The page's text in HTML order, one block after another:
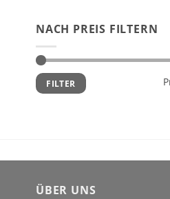
NACH PREIS FILTERN
Min.
Preis
Max.
Preis
FILTER
ÜBER UNS